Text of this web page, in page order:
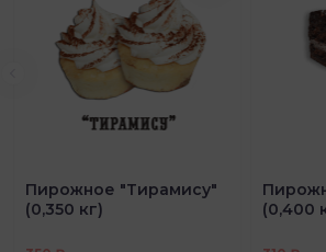
Пирожное "Тирамису"
(0,350 кг)
(0,400